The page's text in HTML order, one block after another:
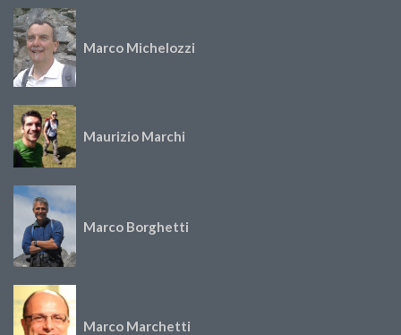
Marco Michelozzi
Maurizio Marchi
Marco Borghetti
Marco Marchetti